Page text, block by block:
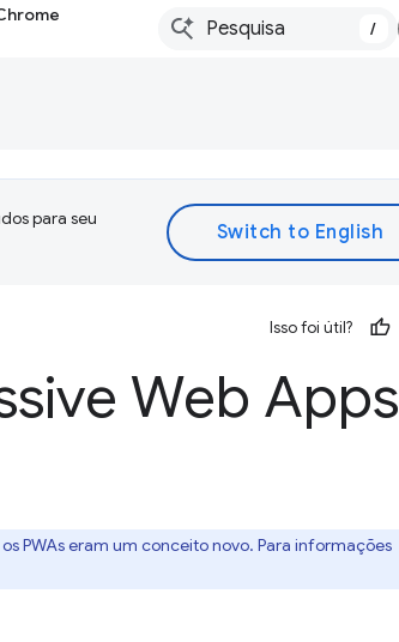
/
para seu
Isso foi útil?
Web Apps
PWAs eram um conceito novo. Para informações